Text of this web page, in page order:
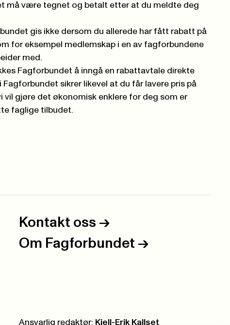
må være tegnet og betalt etter at du meldte deg
gis ikke dersom du allerede har fått rabatt på
for eksempel medlemskap i en av fagforbundene
med.
Fagforbundet å inngå en rabattavtale direkte
Fagforbundet sikrer likevel at du får lavere pris på
vil gjøre det økonomisk enklere for deg som er
faglige tilbudet.
Kontakt oss ->
Om Fagforbundet ->
Ansvarlig redaktør: Kjell-Erik Kallset